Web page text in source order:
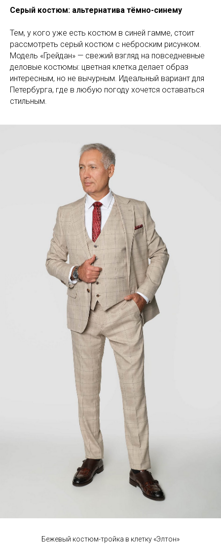
Серый костюм: альтернатива тёмно-синему
Тем, у кого уже есть костюм в синей гамме, стоит
рассмотреть серый костюм с неброским рисунком.
Модель «Грейдан» — свежий взгляд на повседневные
деловые костюмы: цветная клетка делает образ
интересным, но не вычурным. Идеальный вариант для
Петербурга, где в любую погоду хочется оставаться
стильным.
Бежевый костюм-тройка в клетку «Элтон»